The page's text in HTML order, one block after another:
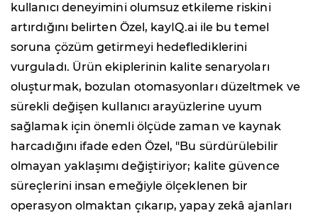
kullanıcı deneyimini olumsuz etkileme riskini
artırdığını belirten Özel, kayIQ.ai ile bu temel
soruna çözüm getirmeyi hedeflediklerini
vurguladı. Ürün ekiplerinin kalite senaryoları
oluşturmak, bozulan otomasyonları düzeltmek ve
sürekli değişen kullanıcı arayüzlerine uyum
sağlamak için önemli ölçüde zaman ve kaynak
harcadığını ifade eden Özel, "Bu sürdürülebilir
olmayan yaklaşımı değiştiriyor; kalite güvence
süreçlerini insan emeğiyle ölçeklenen bir
operasyon olmaktan çıkarıp, yapay zekâ ajanları